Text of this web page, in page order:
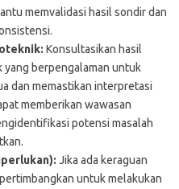
memvalidasi hasil sondir dan
Konsultasikan hasil
berpengalaman untuk
dan memastikan interpretasi
memberikan wawasan
potensi masalah
Jika ada keraguan
untuk melakukan